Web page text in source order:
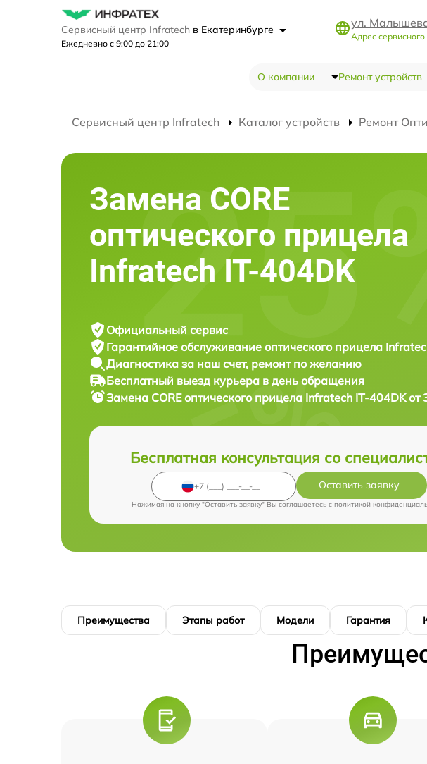
Сервисный центр Infratech в Екатеринбурге
Ежедневно с 9:00 до 21:00
ул.
Адрес
О компании Ремонт устройств
Сервисный центр Infratech Каталог устройств Ремонт
Замена CORE
оптического прицела
Infratech IT-404DK
Официальный сервис
Гарантийное обслуживание оптического прицела
Диагностика за наш счет, ремонт по желанию
Бесплатный выезд курьера в день обращения
Замена CORE оптического прицела Infratech IT-404DK от
Бесплатная консультация со
Оставить заявку
Нажимая на кнопку "Оставить заявку" Вы соглашаетесь c политикой
Преимущества Этапы работ Модели Гарантия